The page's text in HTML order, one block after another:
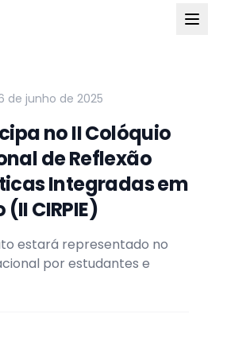
de junho de 2025
no II Colóquio
de Reflexão
Integradas em
CIRPIE)
estará representado no
por estudantes e